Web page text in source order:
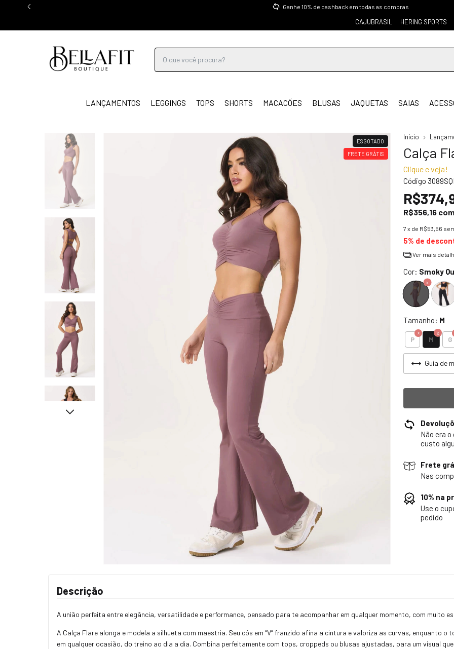
Ganhe 10% de cashback em todas as compras
CAJUBRASIL HERING SPORTS
LANÇAMENTOS LEGGINGS TOPS SHORTS MACACÕES BLUSAS JAQUETAS SAIAS
ESGOTADO
FRETE GRÁTIS
Início
Calça
Clique e veja!
Código
R$356,16 com
7 x de R$53,56
5% de
Ver mais
Cor: Smoky
Tamanho: M
P M G
Guia de
Não era
custo
Frete
Nas
10% na
Use o
pedido
Descrição
A união perfeita entre elegância, versatilidade e performance, pensado para te acompanhar em qualquer momento, com muito
A Calça Flare alonga e modela a silhueta com maestria. Seu cós em “V” franzido afina a cintura e valoriza as curvas, enquanto
em qualquer ocasião, do treino ao dia a dia. Combina perfeitamente com tops, croppeds ou blusas ajustadas, para um visual